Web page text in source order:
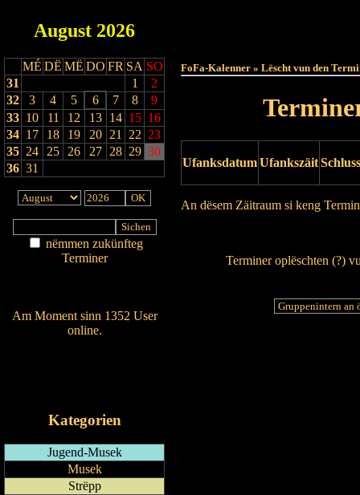
August 2026
MÉ DË MË DO FR SA SO
31
1
2
32
3 4 5 6 7 8
9
33 10 11 12 13 14 15 16
34 17 18 19 20 21 22 23
35 24 25 26 27 28 29 30
36 31
nëmmen zukünfteg
Terminer
Am Moment sinn 1352 User
online.
Kategorien
Jugend-Musek
Musek
Strëpp
FoFa-Kalenner » Lëscht vun den
UfanksdatumUfankszäit
An dësem Zäitraum si keng
Terminer oplëschten (?)